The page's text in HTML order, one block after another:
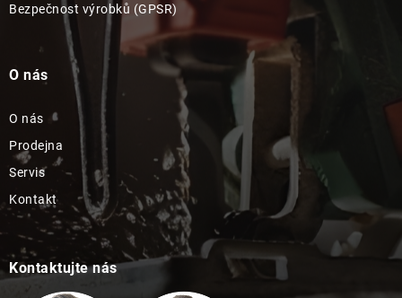
Bezpečnost výrobků (GPSR)
O nás
O nás
Prodejna
Servis
Kontakt
Kontaktujte nás